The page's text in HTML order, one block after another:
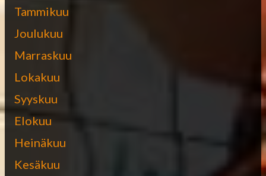
Tammikuu
Joulukuu
Marraskuu
Lokakuu
Syyskuu
Elokuu
Heinäkuu
Kesäkuu